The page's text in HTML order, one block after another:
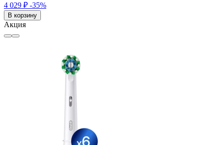
4 029 ₽ -35%
В корзину
Акция